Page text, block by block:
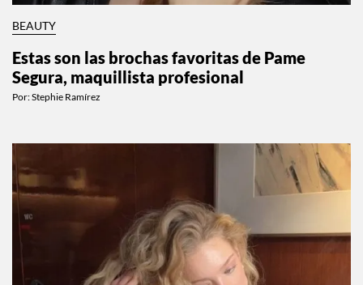
BEAUTY
Estas son las brochas favoritas de Pame
Segura, maquillista profesional
Por:Stephie Ramírez